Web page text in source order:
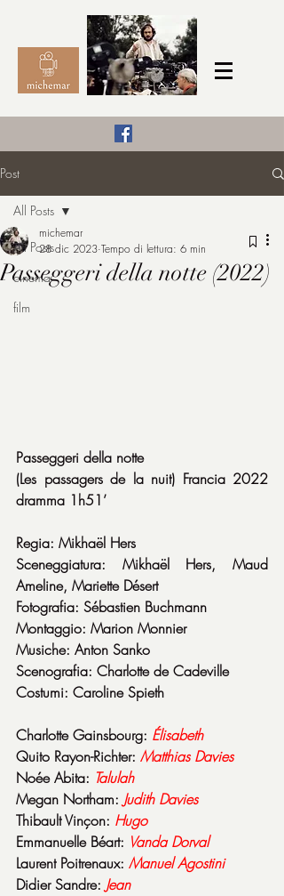
michemar
Post
All Posts
cinema
film
All Posts
Passeggeri della notte (2022)
michemar
28 dic 2023 Tempo di lettura: 6 min
Passeggeri della notte
(Les passagers de la nuit) Francia 2022
dramma 1h51’
Regia: Mikhaël Hers
Sceneggiatura: Mikhaël Hers, Maud
Ameline, Mariette Désert
Fotografia: Sébastien Buchmann
Montaggio: Marion Monnier
Musiche: Anton Sanko
Scenografia: Charlotte de Cadeville
Costumi: Caroline Spieth
Charlotte Gainsbourg: Élisabeth
Quito Rayon-Richter: Matthias Davies
Noée Abita: Talulah
Megan Northam: Judith Davies
Thibault Vinçon: Hugo
Emmanuelle Béart: Vanda Dorval
Laurent Poitrenaux: Manuel Agostini
Didier Sandre: Jean